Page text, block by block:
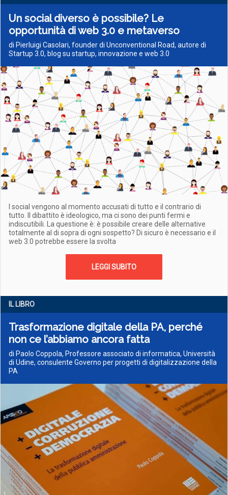
Un social diverso è possibile? Le
opportunità di web 3.0 e metaverso
di Pierluigi Casolari, founder di Unconventional Road, autore di
Startup 3.0, blog su startup, innovazione e web 3.0
I social vengono al momento accusati di tutto e il contrario di
tutto. Il dibattito è ideologico, ma ci sono dei punti fermi e
indiscutibili. La questione è: è possibile creare delle alternative
totalmente al di sopra di ogni sospetto? Di sicuro è necessario e il
web 3.0 potrebbe essere la svolta
LEGGI SUBITO
IL LIBRO
Trasformazione digitale della PA, perché
non ce l’abbiamo ancora fatta
di Paolo Coppola, Professore associato di informatica, Università
di Udine, consulente Governo per progetti di digitalizzazione della
PA